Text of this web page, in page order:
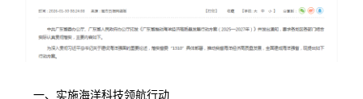
一、实施海洋科技领航行动